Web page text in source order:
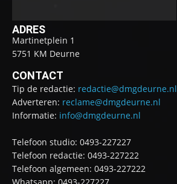
ADRES
Martinetplein 1
5751 KM Deurne
CONTACT
Tip de redactie: redactie@dmgdeurne.nl
Adverteren: reclame@dmgdeurne.nl
Informatie: info@dmgdeurne.nl
Telefoon studio: 0493-227227
Telefoon redactie: 0493-227222
Telefoon algemeen: 0493-227222